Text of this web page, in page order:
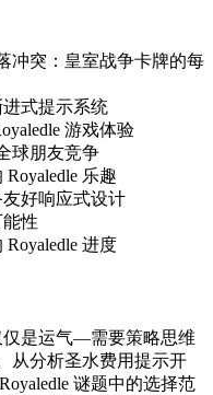
冲突：皇室战争卡牌的每
式提示系统
游戏体验
球朋友竞争
乐趣
好响应式设计
性
进度
仅是运气—需要策略思维
从分析圣水费用提示开
谜题中的选择范